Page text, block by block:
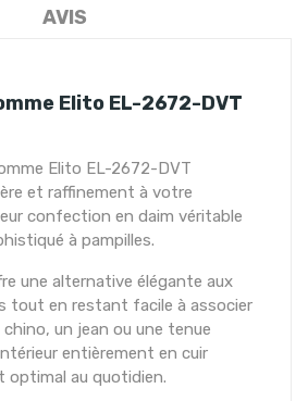
AVIS
Elito EL-2672-DVT
Elito EL-2672-DVT
et raffinement à votre
confection en daim véritable
à pampilles.
une alternative élégante aux
tout en restant facile à associer
un jean ou une tenue
entièrement en cuir
optimal au quotidien.